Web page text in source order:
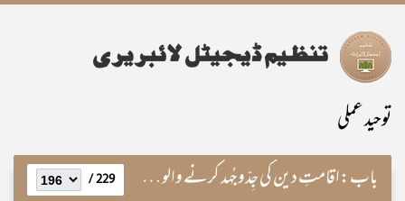
توحید عملی
باب:اقامتِ دین کی جِدّوجُہد کرنے والوں کے اوصاف 229 /